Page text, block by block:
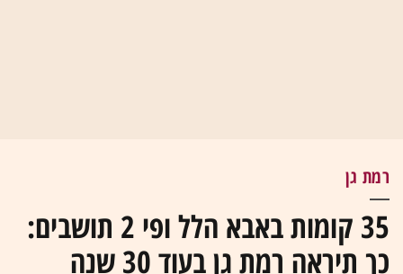
רמת גן
35 קומות באבא הלל ופי 2 תושבים:
כך תיראה רמת גן בעוד 30 שנה